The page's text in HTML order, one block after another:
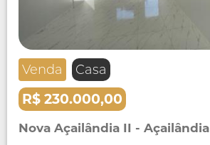
Venda Casa
R$ 230.000,00
Nova Açailândia II - Açailândia